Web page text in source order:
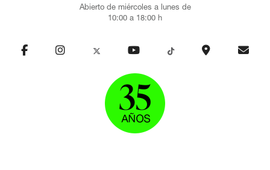
Abierto de miércoles a lunes de
10:00 a 18:00 h